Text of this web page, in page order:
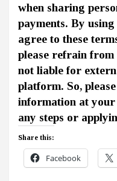
when sharing
payments. By using
agree to these
please refrain from
not liable for
platform. So,
information at
any steps or
Share this:
Facebook